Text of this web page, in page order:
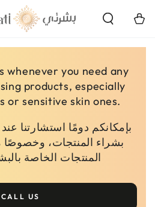
Cart
whenever you need any
products, especially
or sensitive skin ones.
بإمكانكم دومًا استشارتنا
بشراء المنتجات، وخصوصًا
المنتجات الخاصة
CALL US